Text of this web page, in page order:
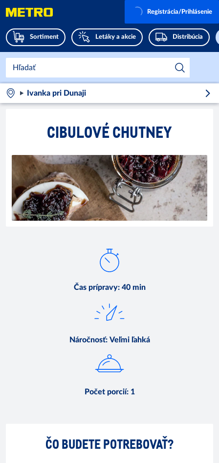
Sortiment Letáky a akcie Distribúcia
Registrácia/Prihlásenie
Ivanka pri Dunaji
CIBULOVÉ CHUTNEY
Čas prípravy: 40 min
Náročnosť: Veľmi ľahká
Počet porcií: 1
ČO BUDETE POTREBOVAŤ?